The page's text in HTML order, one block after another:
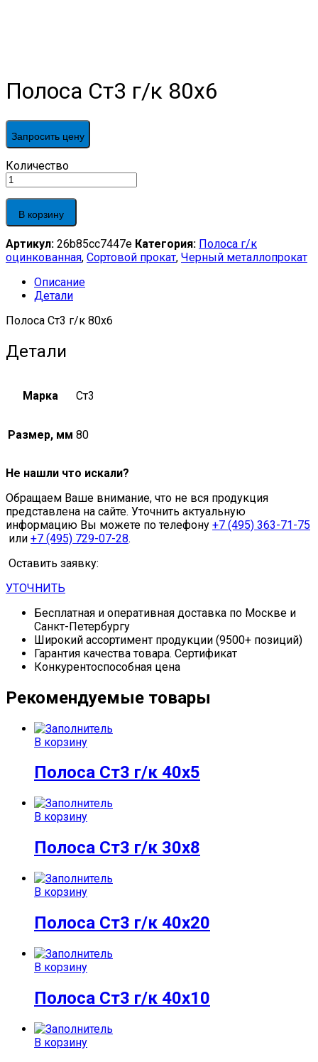
Полоса Ст3 г/к 80х6
Запросить цену
Полоса
Ст3
г/
к
80х6
Количество
В корзину
Артикул: 26b85cc7447e Категория: Полоса г/к
оцинкованная, Сортовой прокат, Черный металлопрокат
Описание
Детали
Полоса Ст3 г/к 80х6
Детали
Марка Ст3
Размер, мм 80
Не нашли что искали?
Обращаем Ваше внимание, что не вся продукция
представлена на сайте. Уточнить актуальную
информацию Вы можете по телефону +7 (495) 363-71-75
или +7 (495) 729-07-28.
Оставить заявку:
УТОЧНИТЬ
Бесплатная и оперативная доставка по Москве и
Санкт-Петербургу
Широкий ассортимент продукции (9500+ позиций)
Гарантия качества товара. Сертификат
Конкурентоспособная цена
Рекомендуемые товары
В корзину
Полоса Ст3 г/к 40х5
В корзину
Полоса Ст3 г/к 30х8
В корзину
Полоса Ст3 г/к 40х20
В корзину
Полоса Ст3 г/к 40х10
В корзину